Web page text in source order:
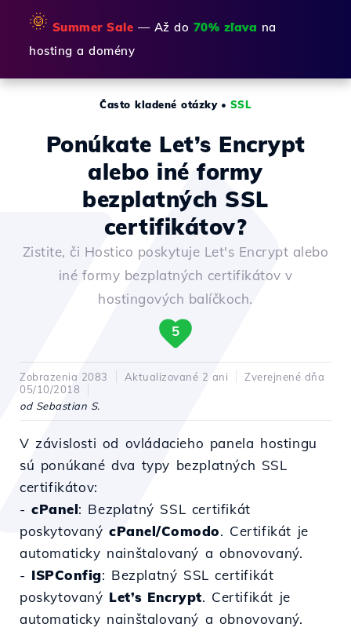
🌞 Summer Sale — Až do 70% zľava na
hosting a domény
Často kladené otázky• SSL
Ponúkate Let’s Encrypt
alebo iné formy
bezplatných SSL
certifikátov?
Zistite, či Hostico poskytuje Let's Encrypt alebo
iné formy bezplatných certifikátov v
hostingových balíčkoch.
5
Zobrazenia 2083 Aktualizované 2 ani
Zverejnené dňa
05/10/2018
od Sebastian S.
V závislosti od ovládacieho panela hostingu
sú ponúkané dva typy bezplatných SSL
certifikátov:
-cPanel: Bezplatný SSL certifikát
poskytovanýcPanel/Comodo. Certifikát je
automaticky nainštalovaný a obnovovaný.
- ISPConfig: Bezplatný SSL certifikát
poskytovaný Let’s Encrypt. Certifikát je
automaticky nainštalovaný a obnovovaný.